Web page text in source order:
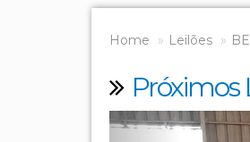
Home Leilões
Próximos
Previous